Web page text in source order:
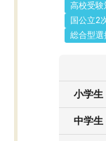
高校受験
国公立2
総合型選
小学生
中学生